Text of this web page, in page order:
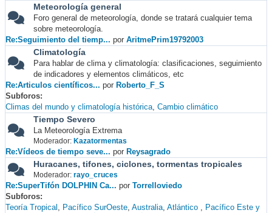
Meteorología general
Foro general de meteorología, donde se tratará cualquier tema
sobre meteorología.
Re:Seguimiento del tiemp... por AritmePrim19792003
Climatología
Para hablar de clima y climatología: clasificaciones, seguimiento
de indicadores y elementos climáticos, etc
Re:Articulos científicos... por Roberto_F_S
Subforos
Climas del mundo y climatología histórica Cambio climático
Tiempo Severo
La Meteorología Extrema
Moderador: Kazatormentas
Re:Vídeos de tiempo seve... por Reysagrado
Huracanes, tifones, ciclones, tormentas tropicales
Moderador: rayo_cruces
Re:SuperTifón DOLPHIN Ca... por Torrelloviedo
Subforos
Teoría Tropical
Pacífico SurOeste Australia Atlántico
Pacífico Este y